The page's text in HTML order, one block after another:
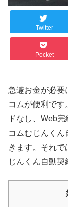
Twitter
Pocket
急遽お金が必要
コムが便利で
ドなし、Web
コムむじんく
きます。それ
じんくん自動契